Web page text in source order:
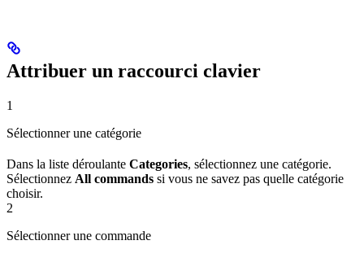
Attribuer un raccourci clavier
1
Sélectionner une catégorie
Dans la liste déroulante Categories, sélectionnez une catégorie.
Sélectionnez All commands si vous ne savez pas quelle catégorie
choisir.
2
Sélectionner une commande